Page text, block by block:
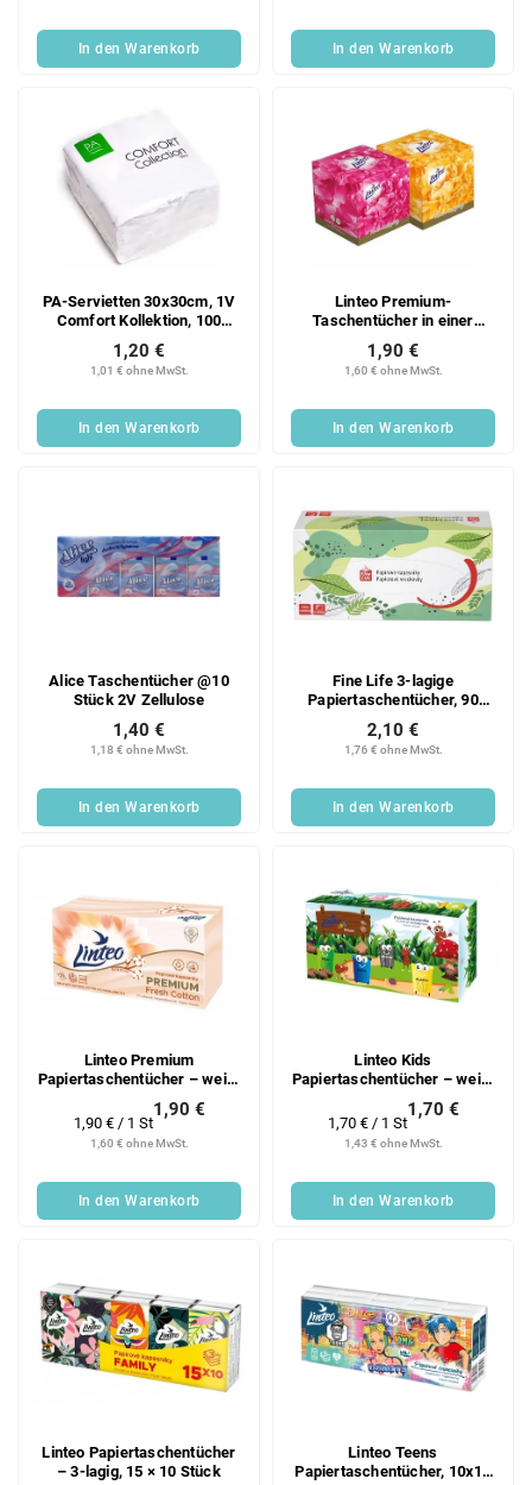
In den Warenkorb In den Warenkorb
PA-Servietten 30x30cm, 1V
Comfort Kollektion, 100
1,01 € ohne MwSt.
1,20 €
In den Warenkorb
Linteo Premium-
Taschentücher in einer
1,60 € ohne MwSt.
1,90 €
In den Warenkorb
Alice Taschentücher @10
Stück 2V Zellulose
1,18 € ohne MwSt.
1,40 €
In den Warenkorb
Fine Life 3-lagige
Papiertaschentücher, 90
1,76 € ohne MwSt.
2,10 €
In den Warenkorb
Linteo Premium
Papiertaschentücher – weiß,
Packung
1,60 € ohne MwSt.
1,90 €
Verkaufspreis:
1,90 € / 1 St
In den Warenkorb
Linteo Kids
Papiertaschentücher – weiß,
in einer Packung
1,43 € ohne MwSt.
1,70 €
Verkaufspreis:
1,70 € / 1 St
In den Warenkorb
Linteo Papiertaschentücher
– 3-lagig, 15 × 10 Stück
Linteo Teens
Papiertaschentücher, 10x10